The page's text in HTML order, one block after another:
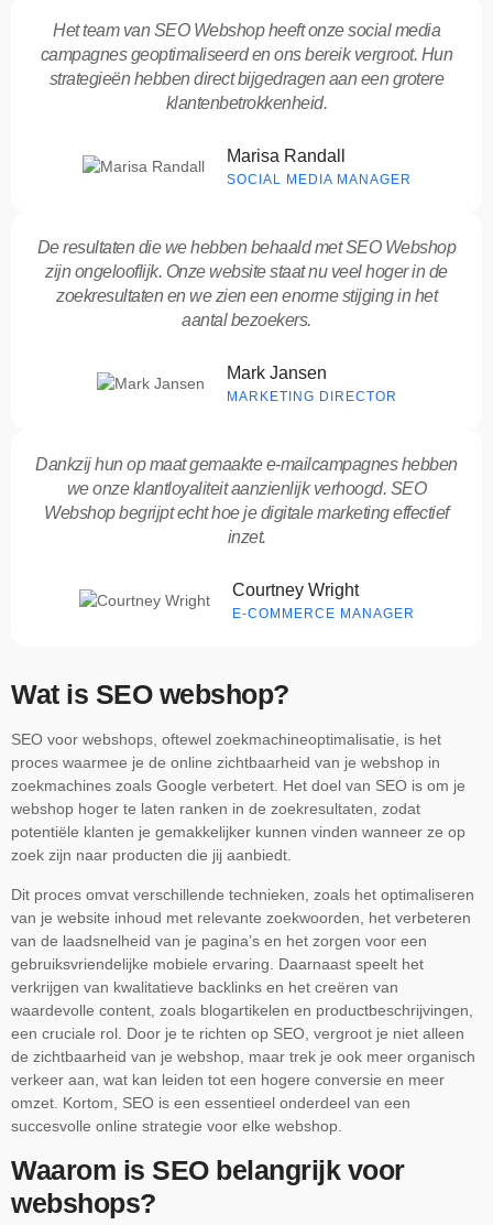
Het team van SEO Webshop heeft onze social media
campagnes geoptimaliseerd en ons bereik vergroot. Hun
strategieën hebben direct bijgedragen aan een grotere
klantenbetrokkenheid.
Marisa Randall
SOCIAL MEDIA MANAGER
De resultaten die we hebben behaald met SEO Webshop
zijn ongelooflijk. Onze website staat nu veel hoger in de
zoekresultaten en we zien een enorme stijging in het
aantal bezoekers.
Mark Jansen
MARKETING DIRECTOR
Dankzij hun op maat gemaakte e-mailcampagnes hebben
we onze klantloyaliteit aanzienlijk verhoogd. SEO
Webshop begrijpt echt hoe je digitale marketing effectief
inzet.
Courtney Wright
E-COMMERCE MANAGER
Wat is SEO webshop?
SEO voor webshops, oftewel zoekmachineoptimalisatie, is het
proces waarmee je de online zichtbaarheid van je webshop in
zoekmachines zoals Google verbetert. Het doel van SEO is om je
webshop hoger te laten ranken in de zoekresultaten, zodat
potentiële klanten je gemakkelijker kunnen vinden wanneer ze op
zoek zijn naar producten die jij aanbiedt.
Dit proces omvat verschillende technieken, zoals het optimaliseren
van je website inhoud met relevante zoekwoorden, het verbeteren
van de laadsnelheid van je pagina’s en het zorgen voor een
gebruiksvriendelijke mobiele ervaring. Daarnaast speelt het
verkrijgen van kwalitatieve backlinks en het creëren van
waardevolle content, zoals blogartikelen en productbeschrijvingen,
een cruciale rol. Door je te richten op SEO, vergroot je niet alleen
de zichtbaarheid van je webshop, maar trek je ook meer organisch
verkeer aan, wat kan leiden tot een hogere conversie en meer
omzet. Kortom, SEO is een essentieel onderdeel van een
succesvolle online strategie voor elke webshop.
Waarom is SEO belangrijk voor
webshops?